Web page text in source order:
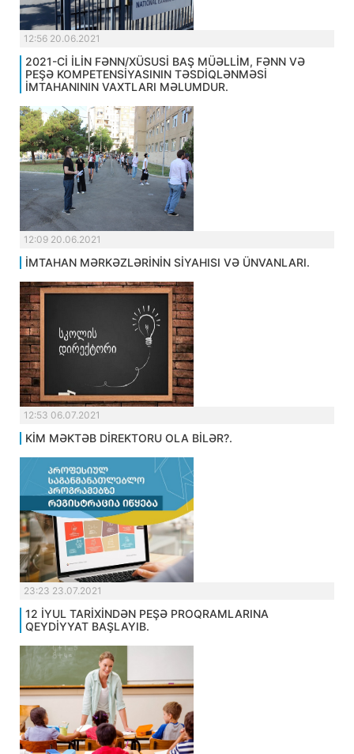
12:56 20.06.2021
2021-Cİ İLİN FƏNN/XÜSUSİ BAŞ MÜƏLLİM, FƏNN VƏ
PEŞƏ KOMPETENSİYASININ TƏSDİQLƏNMƏSİ
İMTAHANININ VAXTLARI MƏLUMDUR.
12:09 20.06.2021
İMTAHAN MƏRKƏZLƏRİNİN SİYAHISI VƏ ÜNVANLARI.
12:53 06.07.2021
KİM MƏKTƏB DİREKTORU OLA BİLƏR?.
23:23 23.07.2021
12 İYUL TARİXİNDƏN PEŞƏ PROQRAMLARINA
QEYDİYYAT BAŞLAYIB.